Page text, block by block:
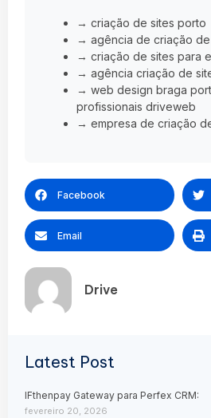
→ criação de sites porto
→ agência de criação
→ criação de sites para
→ agência criação de
→ web design braga
profissionais driveweb
→ empresa de criação
Facebook
Email
Drive
Latest Post
IFthenpay Gateway para Perfex CRM:
fevereiro 20, 2026